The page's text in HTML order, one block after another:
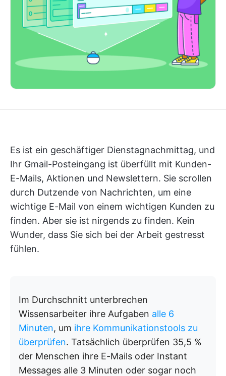
Es ist ein geschäftiger Dienstagnachmittag, und
Ihr Gmail-Posteingang ist überfüllt mit Kunden-
E-Mails, Aktionen und Newslettern. Sie scrollen
durch Dutzende von Nachrichten, um eine
wichtige E-Mail von einem wichtigen Kunden zu
finden. Aber sie ist nirgends zu finden. Kein
Wunder, dass Sie sich bei der Arbeit gestresst
fühlen.
Im Durchschnitt unterbrechen
Wissensarbeiter ihre Aufgaben alle 6
Minuten, um ihre Kommunikationstools zu
überprüfen. Tatsächlich überprüfen 35,5 %
der Menschen ihre E-Mails oder Instant
Messages alle 3 Minuten oder sogar noch